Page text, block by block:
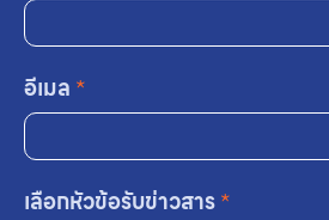
อีเมล *
เลือกหัวข้อรับข่าวสาร*